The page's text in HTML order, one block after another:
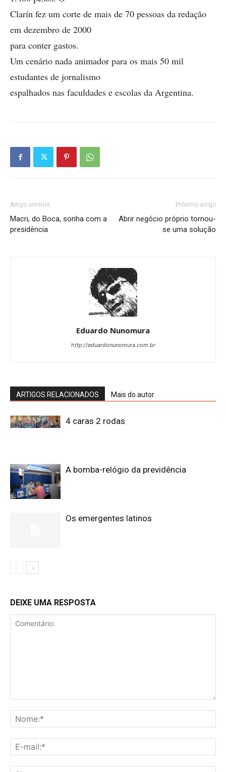
Clarín fez um corte de mais de 70 pessoas da redação
em dezembro de 2000
para conter gastos.
Um cenário nada animador para os mais 50 mil
estudantes de jornalismo
espalhados nas faculdades e escolas da Argentina.
Artigo anterior
Macri, do Boca, sonha com a
presidência
Próximo artigo
Abrir negócio próprio tornou-
se uma solução
Eduardo Nunomura
http://eduardonunomura.com.br
ARTIGOS RELACIONADOS Mais do autor
4 caras 2 rodas
A bomba-relógio da previdência
Os emergentes latinos
DEIXE UMA RESPOSTA